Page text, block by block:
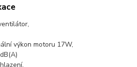
výkon motoru 17W,